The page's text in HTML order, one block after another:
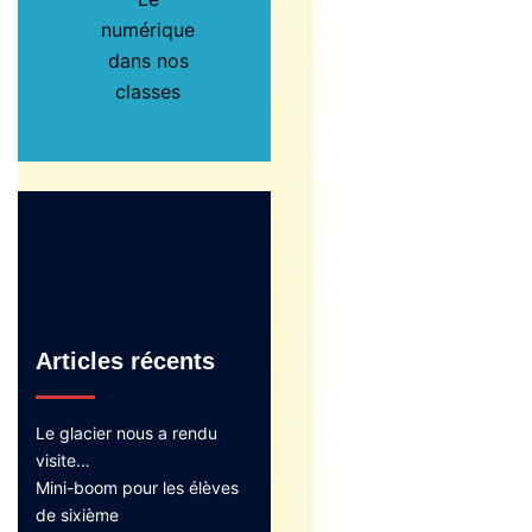
numérique
dans nos
classes
Articles récents
Le glacier nous a rendu
visite…
Mini-boom pour les élèves
de sixième